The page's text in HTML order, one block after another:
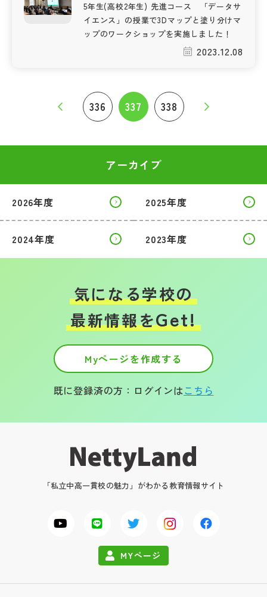
5年生(高校2年生) 先進コース 「データサ
イエンス」の授業で3Dマップと塗り分けマ
ップのワークショップを実施しました！
2023.12.08
336 337 338
アーカイブ
2026年度 2025年度
2024年度 2023年度
気になる学校の
最新情報をGet!
Myページを作成する
既に登録済の方：ログインはこちら
「私立中高一貫校の魅力」がわかる教育情報サイト
MYページ